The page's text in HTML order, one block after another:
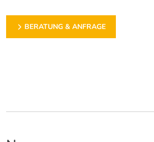
BERATUNG & ANFRAGE